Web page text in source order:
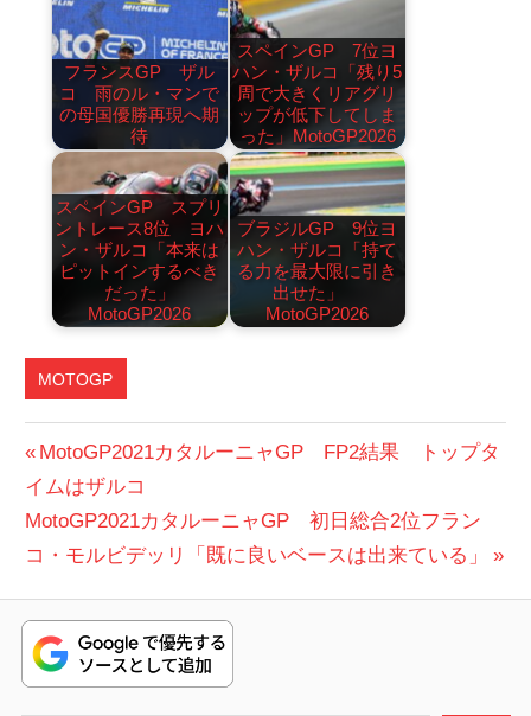
フランスGP ザル
コ 雨のル・マンで
の母国優勝再現へ期
待
スペインGP 7位ヨ
ハン・ザルコ「残り5
周で大きくリアグリ
ップが低下してしま
った」MotoGP2026
スペインGP スプリ
ントレース8位 ヨハ
ン・ザルコ「本来は
ピットインするべき
だった」
MotoGP2026
ブラジルGP 9位ヨ
ハン・ザルコ「持て
る力を最大限に引き
出せた」
MotoGP2026
MOTOGP
カ
ー
ャ
GP
投
稿
ナ
ビ
ゲ
ー
前
の
投
稿:
MotoGP2021カタルーニャGP FP2結果 トップタ
イムはザルコ
次
の
稿:
MotoGP2021カタルーニャGP 初日総合2位フラン
コ・モルビデッリ「既に良いベースは出来ている」